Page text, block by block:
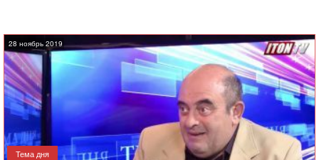
28 ноябрь 2019
Тема дня